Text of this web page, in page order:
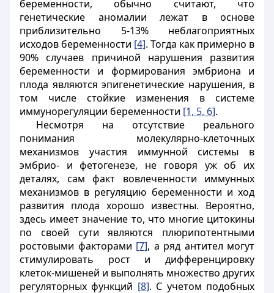
беременности, обычно считают, что
генетические аномалии лежат в основе
приблизительно 5-13% неблагоприятных
исходов беременности [4]. Тогда как примерно в
90% случаев причиной нарушения развития
беременности и формирования эмбриона и
плода являются эпигенетические нарушения, в
том числе стойкие изменения в системе
иммунорегуляции беременности [1, 5, 6].
Несмотря на отсутствие реального
понимания молекулярно-клеточных
механизмов участия иммунной системы в
эмбрио- и фетогенезе, не говоря уж об их
деталях, сам факт вовлеченности иммунных
механизмов в регуляцию беременности и ход
развития плода хорошо известны. Вероятно,
здесь имеет значение то, что многие цитокины
по своей сути являются плюрипотентными
ростовыми факторами [7], а ряд антител могут
стимулировать рост и дифференцировку
клеток-мишеней и выполнять множество других
регуляторных функций [8]. С учетом подобных